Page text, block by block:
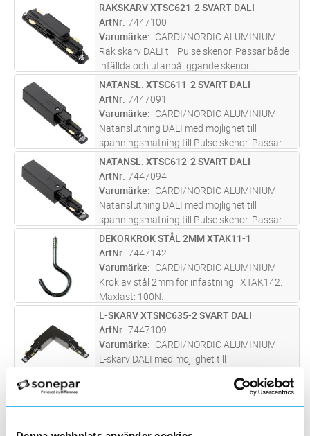
ST Lägg i kundvagn
RAKSKARV XTSC621-2 SVART DALI
ArtNr 7447100
Varumärke
CARDI/NORDIC ALUMINIUM
Rak skarv DALI till Pulse skenor. Passar både
infällda och utanpåliggande skenor.
ST Lägg i kundvagn
NÄTANSL. XTSC611-2 SVART DALI
ArtNr 7447091
Varumärke
CARDI/NORDIC ALUMINIUM
Nätanslutning DALI med möjlighet till
spänningsmatning till Pulse skenor. Passar
både infällda och utanpåliggande skenor.
ST Lägg i kundvagn
NÄTANSL. XTSC612-2 SVART DALI
ArtNr 7447094
Varumärke
CARDI/NORDIC ALUMINIUM
Nätanslutning DALI med möjlighet till
spänningsmatning till Pulse skenor. Passar
både infällda och utanpåliggande skenor.
ST Lägg i kundvagn
DEKORKROK STÅL 2MM XTAK11-1
ArtNr 7447142
Varumärke
CARDI/NORDIC ALUMINIUM
Krok av stål 2mm för infästning i XTAK142.
Maxlast: 100N.
ST Lägg i kundvagn
L-SKARV XTSNC635-2 SVART DALI
ArtNr 7447109
Varumärke
CARDI/NORDIC ALUMINIUM
L-skarv DALI med möjlighet till
både infällda och utanpåliggande skenor.
L-SKARV XTSNC634-2 SVART DALI
ArtNr 7447106